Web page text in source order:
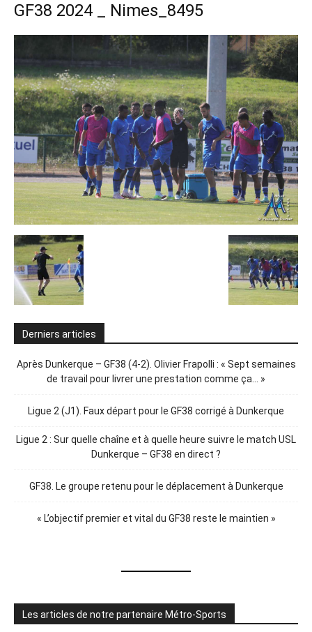
GF38 2024 _ Nimes_8495
Derniers articles
Après Dunkerque – GF38 (4-2). Olivier Frapolli : « Sept semaines
de travail pour livrer une prestation comme ça… »
Ligue 2 (J1). Faux départ pour le GF38 corrigé à Dunkerque
Ligue 2 : Sur quelle chaîne et à quelle heure suivre le match USL
Dunkerque – GF38 en direct ?
GF38. Le groupe retenu pour le déplacement à Dunkerque
« L’objectif premier et vital du GF38 reste le maintien »
Les articles de notre partenaire Métro-Sports